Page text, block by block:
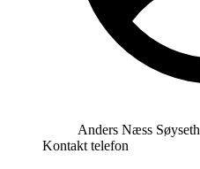
Anders Næss Søyseth
Kontakt telefon